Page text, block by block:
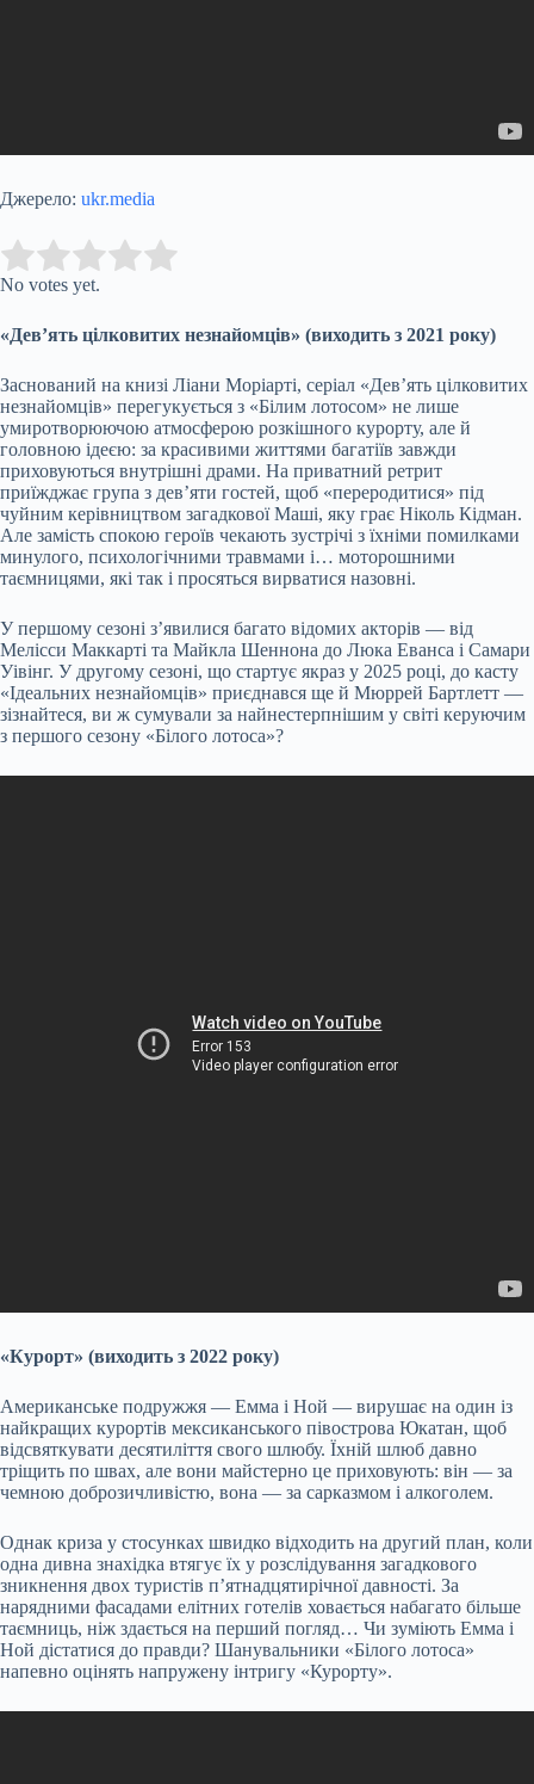
Джерело: ukr.media
Rate this item:
No votes yet.
«Дев’ять цілковитих незнайомців» (виходить з 2021 року)
Заснований на книзі Ліани Моріарті, серіал «Дев’ять цілковитих
незнайомців» перегукується з «Білим лотосом» не лише
умиротворюючою атмосферою розкішного курорту, але й
головною ідеєю: за красивими життями багатіїв завжди
приховуються внутрішні драми. На приватний ретрит
приїжджає група з дев’яти гостей, щоб «переродитися» під
чуйним керівництвом загадкової Маші, яку грає Ніколь Кідман.
Але замість спокою героїв чекають зустрічі з їхніми помилками
минулого, психологічними травмами і… моторошними
таємницями, які так і просяться вирватися назовні.
У першому сезоні з’явилися багато відомих акторів — від
Мелісси Маккарті та Майкла Шеннона до Люка Еванса і Самари
Уівінг. У другому сезоні, що стартує якраз у 2025 році, до касту
«Ідеальних незнайомців» приєднався ще й Мюррей Бартлетт —
зізнайтеся, ви ж сумували за найнестерпнішим у світі керуючим
з першого сезону «Білого лотоса»?
«Курорт» (виходить з 2022 року)
Американське подружжя — Емма і Ной — вирушає на один із
найкращих курортів мексиканського півострова Юкатан, щоб
відсвяткувати десятиліття свого шлюбу. Їхній шлюб давно
тріщить по швах, але вони майстерно це приховують: він — за
чемною доброзичливістю, вона — за сарказмом і алкоголем.
Однак криза у стосунках швидко відходить на другий план, коли
одна дивна знахідка втягує їх у розслідування загадкового
зникнення двох туристів п’ятнадцятирічної давності. За
нарядними фасадами елітних готелів ховається набагато більше
таємниць, ніж здається на перший погляд… Чи зуміють Емма і
Ной дістатися до правди? Шанувальники «Білого лотоса»
напевно оцінять напружену інтригу «Курорту».